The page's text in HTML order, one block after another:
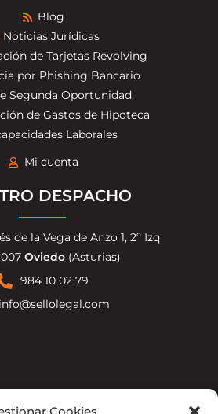
Blog
Noticias Jurídicas
de Tarjetas Revolving
por Phishing Bancario
Segunda Oportunidad
de Gastos de Hipoteca
Laborales
Mi cuenta
DESPACHO
de la Vega de Anzo 1, 2º Izq
Oviedo(Asturias)
984 10 02 79
info@sellolegal.com